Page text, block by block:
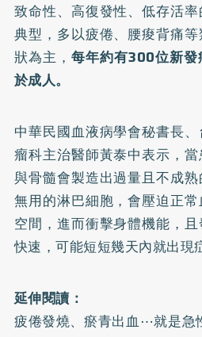
致命性、高復發性、低存活
典型，多以疲倦、腰痠背痛
狀為主，每年約有300位新
於成人。
中華民國血液病學會秘書長
瘤科主治醫師黃泰中表示，
與骨髓會製造出過量且不成
無用的淋巴細胞，會壓迫正
空間，進而衝擊身體機能，
快速，可能短短幾天內就出現
延伸閱讀：
疲倦發燒、瘀青出血⋯就是急